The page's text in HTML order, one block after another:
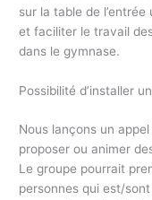
sur la table de
et faciliter le travail
dans le gymnase.
Possibilité d’installer
Nous lançons un
proposer ou animer
Le groupe pourrait
personnes qui est/